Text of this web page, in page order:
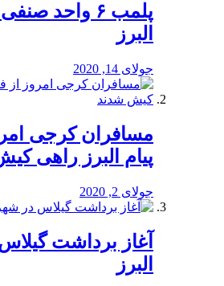
پلمب ۶ واحد
البرز
جولای 14, 2020
مسافران کرجی
پیام البرز راهی
جولای 2, 2020
آغاز برداشت
البرز